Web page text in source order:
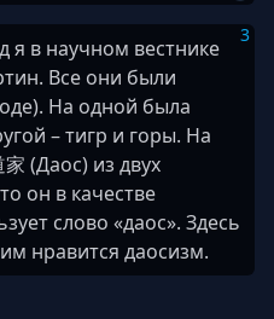
3
я в научном вестнике
Все они были
На одной была
– тигр и горы. На
(Даос) из двух
он в качестве
слово «даос». Здесь
нравится даосизм.